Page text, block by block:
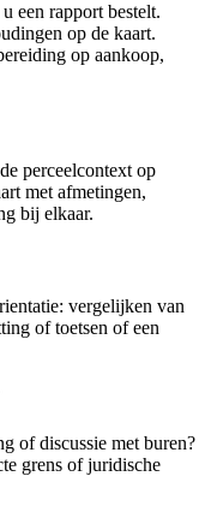
een rapport bestelt.
op de kaart.
op aankoop,
perceelcontext op
met afmetingen,
bij elkaar.
vergelijken van
of toetsen of een
of discussie met buren?
grens of juridische